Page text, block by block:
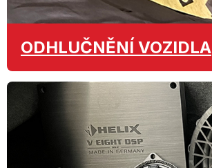
ODHLUČNĚNÍ VOZIDLA